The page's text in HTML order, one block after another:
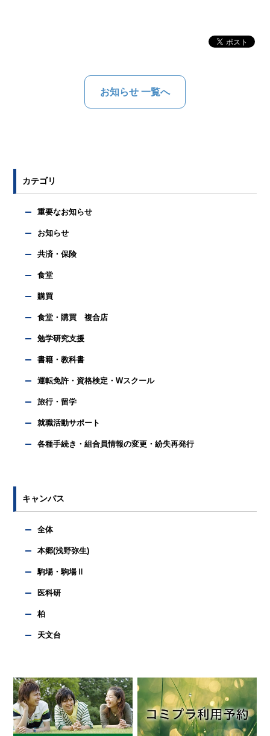
お知らせ 一覧へ
カテゴリ
重要なお知らせ
お知らせ
共済・保険
食堂
購買
食堂・購買 複合店
勉学研究支援
書籍・教科書
運転免許・資格検定・Wスクール
旅行・留学
就職活動サポート
各種手続き・組合員情報の変更・紛失再発行
キャンパス
全体
本郷(浅野弥生)
駒場・駒場Ⅱ
医科研
柏
天文台